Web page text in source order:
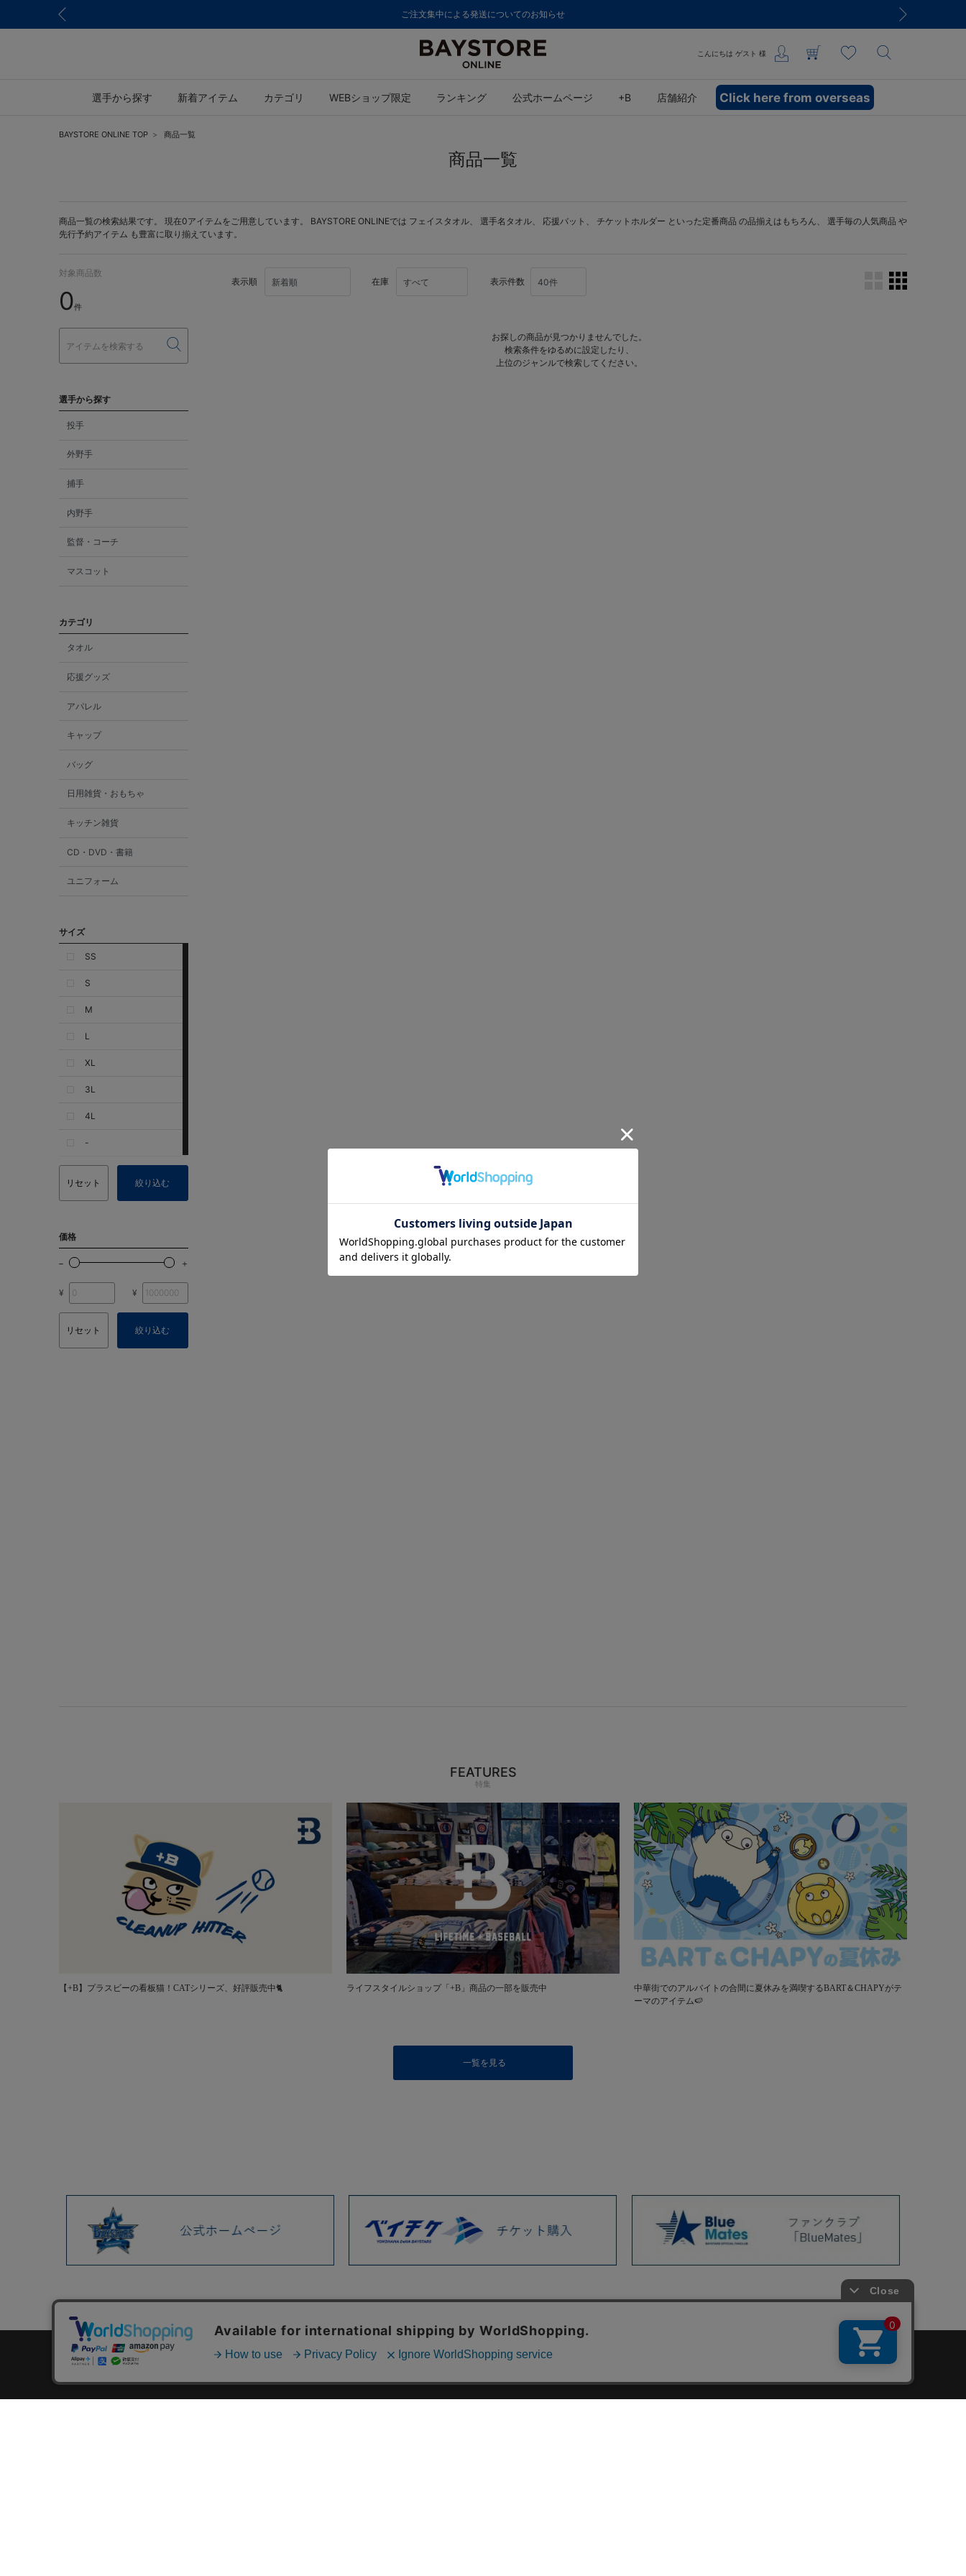
ご注文集中による発送についてのお知らせ
こんにちは ゲスト 様
選手から探す 新着アイテム カテゴリ WEBショップ限定 ランキング 公式ホームページ +B 店舗紹介 Click here from overseas
BAYSTORE ONLINE TOP 商品一覧
商品一覧
商品一覧の検索結果です。 現在0アイテムをご用意しています。 BAYSTORE ONLINEでは フェイスタオル、 選手名タオル、 応援バット 、 チケットホルダー といった定番商品 の品揃えはもちろん、 選手毎の人気商品 や
先行予約アイテム も豊富に取り揃えています。
対象商品数
0件
選手から探す
投手
外野手
捕手
内野手
監督・コーチ
マスコット
カテゴリ
タオル
応援グッズ
アパレル
キャップ
バッグ
日用雑貨・おもちゃ
キッチン雑貨
CD・DVD・書籍
ユニフォーム
サイズ
SS
S
M
L
XL
3L
4L
-
リセット 絞り込む
価格
¥ ¥
リセット 絞り込む
表示順 在庫 表示件数
お探しの商品が見つかりませんでした。
検索条件をゆるめに設定したり、
上位のジャンルで検索してください。
FEATURES
特集
【+B】プラスビーの看板猫！CATシリーズ、好評販売中🐈 ライフスタイルショップ「+B」商品の一部を販売中
中華街でのアルバイトの合間に夏休みを満喫するBART＆CHAPYがテ
ーマのアイテム🍉
一覧を見る